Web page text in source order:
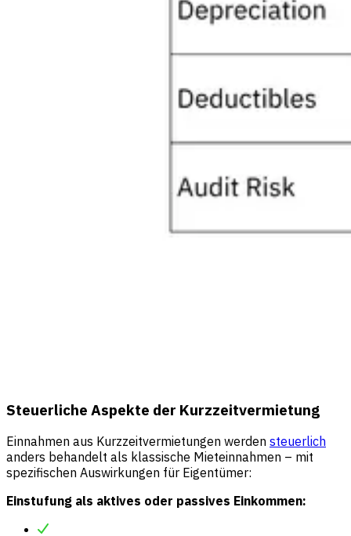
Steuerliche Aspekte der Kurzzeitvermietung
Einnahmen aus Kurzzeitvermietungen werden steuerlich
anders behandelt als klassische Mieteinnahmen – mit
spezifischen Auswirkungen für Eigentümer:
Einstufung als aktives oder passives Einkommen: